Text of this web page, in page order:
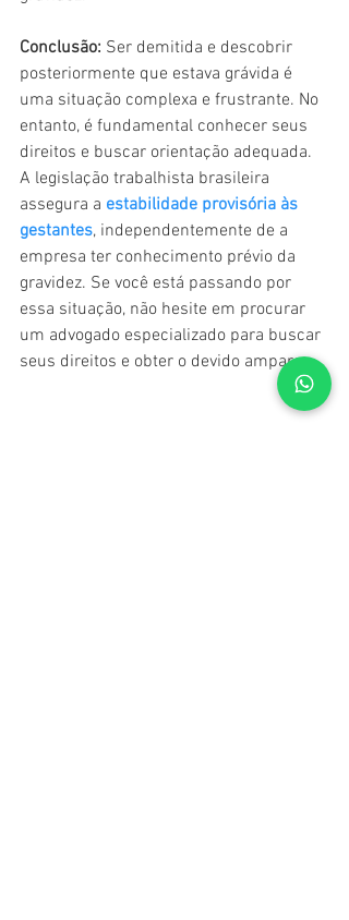
Conclusão: Ser demitida e descobrir
posteriormente que estava grávida é
uma situação complexa e frustrante. No
entanto, é fundamental conhecer seus
direitos e buscar orientação adequada.
A legislação trabalhista brasileira
assegura a estabilidade provisória às
gestantes, independentemente de a
empresa ter conhecimento prévio da
gravidez. Se você está passando por
essa situação, não hesite em procurar
um advogado especializado para buscar
seus direitos e obter o devido amparo.